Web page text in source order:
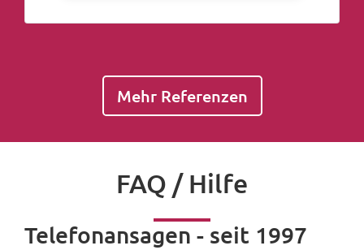
Mehr Referenzen
FAQ / Hilfe
Telefonansagen - seit 1997